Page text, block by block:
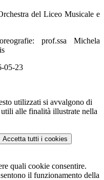
del Liceo Musicale e
prof.ssa Michela
utilizzati si avvalgono di
alle finalità illustrate nella
Accetta tutti i cookies
quali cookie consentire.
il funzionamento della